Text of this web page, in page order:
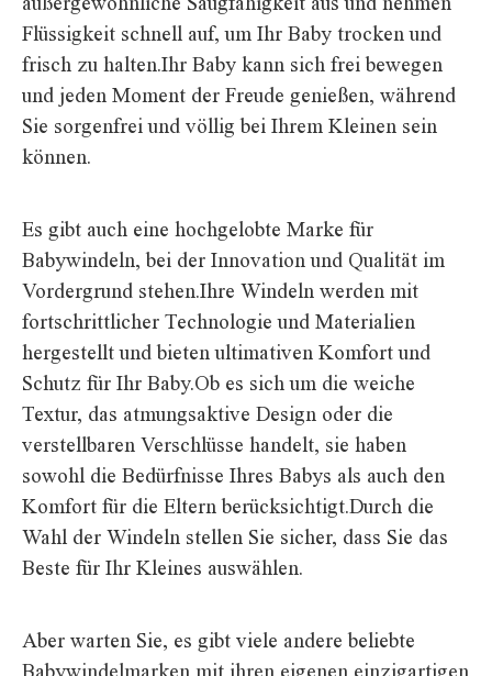
Flüssigkeit schnell auf, um Ihr Baby trocken und
frisch zu halten.Ihr Baby kann sich frei bewegen
und jeden Moment der Freude genießen, während
Sie sorgenfrei und völlig bei Ihrem Kleinen sein
können.
Es gibt auch eine hochgelobte Marke für
Babywindeln, bei der Innovation und Qualität im
Vordergrund stehen.Ihre Windeln werden mit
fortschrittlicher Technologie und Materialien
hergestellt und bieten ultimativen Komfort und
Schutz für Ihr Baby.Ob es sich um die weiche
Textur, das atmungsaktive Design oder die
verstellbaren Verschlüsse handelt, sie haben
sowohl die Bedürfnisse Ihres Babys als auch den
Komfort für die Eltern berücksichtigt.Durch die
Wahl der Windeln stellen Sie sicher, dass Sie das
Beste für Ihr Kleines auswählen.
Aber warten Sie, es gibt viele andere beliebte
Babywindelmarken mit ihren eigenen einzigartigen